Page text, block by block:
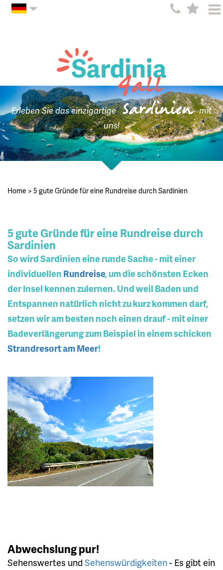
Erleben Sie das einzigartige Sardinien mit
uns!
Home > 5 gute Gründe für eine Rundreise durch Sardinien
5 gute Gründe für eine Rundreise durch
Sardinien
So wird Sardinien eine runde Sache - mit einer
individuellen Rundreise, um die schönsten Ecken
der Insel kennen zulernen. Und weil Baden und
Entspannen natürlich nicht zu kurz kommen darf,
setzen wir am besten noch einen drauf - mit einer
Badeverlängerung zum Beispiel in einem schicken
Strandresort am Meer!
Abwechslung pur!
Sehenswertes und Sehenswürdigkeiten- Es gibt ein